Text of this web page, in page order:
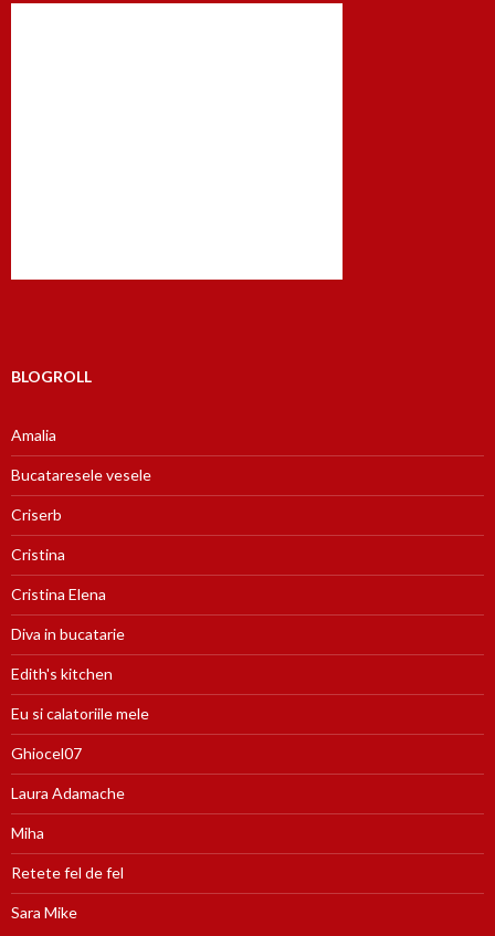
BLOGROLL
Amalia
Bucataresele vesele
Criserb
Cristina
Cristina Elena
Diva in bucatarie
Edith's kitchen
Eu si calatoriile mele
Ghiocel07
Laura Adamache
Miha
Retete fel de fel
Sara Mike